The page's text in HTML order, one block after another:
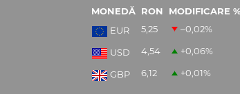
MONEDĂ RON
MODIFICARE %
EUR
5,25 –0,02%
USD 4,54 +0,06%
GBP 6,12 +0,01%